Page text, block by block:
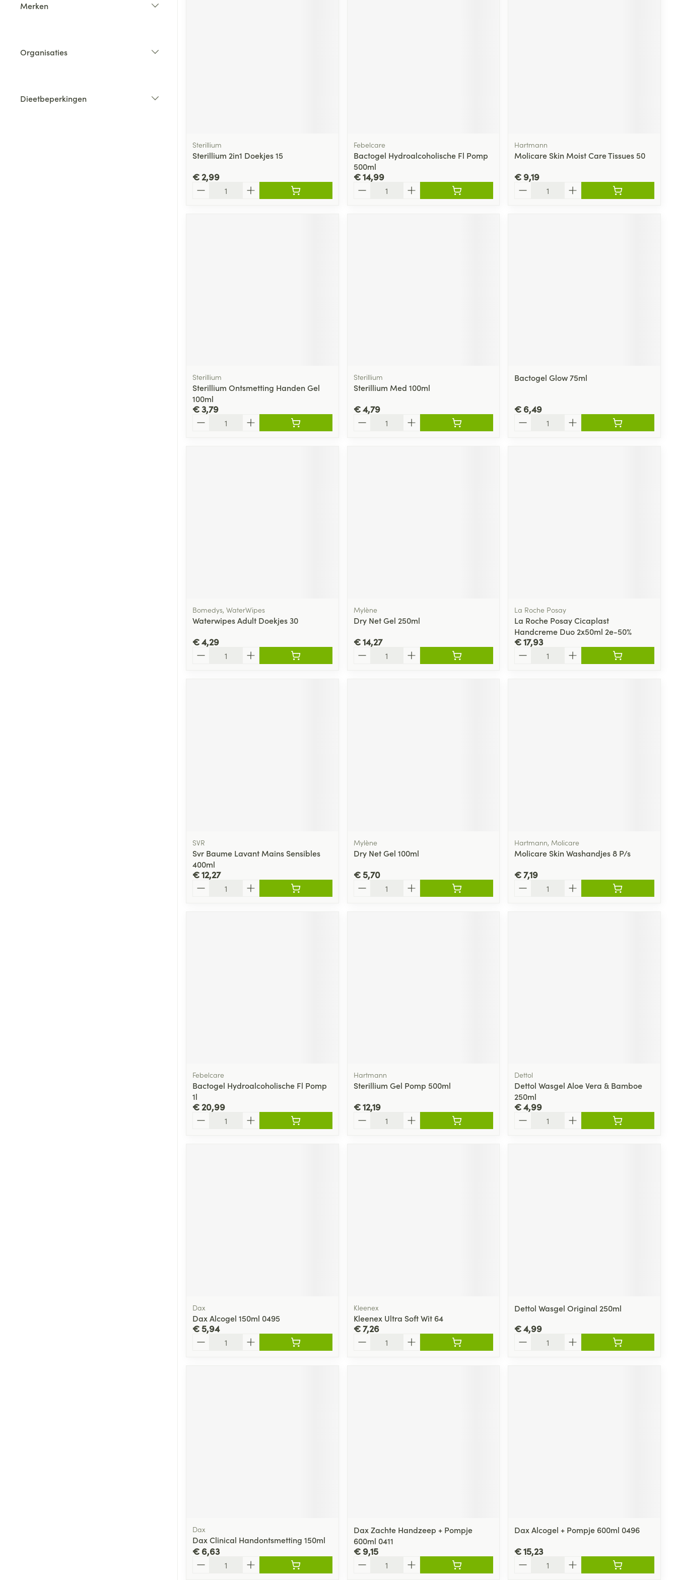
Merken
Organisaties
Dieetbeperkingen
Sterillium
Sterillium 2in1 Doekjes 15
€ 2,99
Febelcare
Bactogel Hydroalcoholische Fl Pomp
500ml
€ 14,99
Hartmann
Molicare Skin Moist Care Tissues 50
€ 9,19
Sterillium
Sterillium Ontsmetting Handen Gel
100ml
€ 3,79
Sterillium
Sterillium Med 100ml
€ 4,79
Bactogel Glow 75ml
€ 6,49
Bomedys, WaterWipes
Waterwipes Adult Doekjes 30
€ 4,29
Mylène
Dry Net Gel 250ml
€ 14,27
La Roche Posay
La Roche Posay Cicaplast
Handcreme Duo 2x50ml 2e-50%
€ 17,93
SVR
Svr Baume Lavant Mains Sensibles
400ml
€ 12,27
Mylène
Dry Net Gel 100ml
€ 5,70
Hartmann, Molicare
Molicare Skin Washandjes 8 P/s
€ 7,19
Febelcare
Bactogel Hydroalcoholische Fl Pomp
1l
€ 20,99
Hartmann
Sterillium Gel Pomp 500ml
€ 12,19
Dettol
Dettol Wasgel Aloe Vera & Bamboe
250ml
€ 4,99
Dax
Dax Alcogel 150ml 0495
€ 5,94
Kleenex
Kleenex Ultra Soft Wit 64
€ 7,26
Dettol Wasgel Original 250ml
€ 4,99
Dax
Dax Clinical Handontsmetting 150ml
€ 6,63
Dax Zachte Handzeep + Pompje
600ml 0411
€ 9,15
Dax Alcogel + Pompje 600ml 0496
€ 15,23